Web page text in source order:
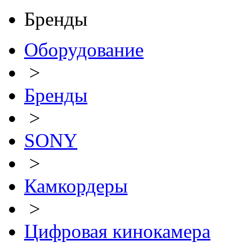
Бренды
Оборудование
>
Бренды
>
SONY
>
Камкордеры
>
Цифровая кинокамера